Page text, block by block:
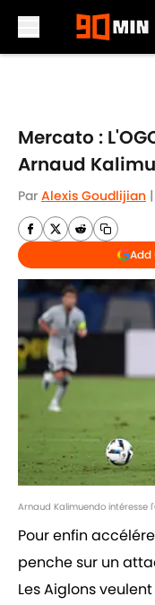
Mercato :
Arnaud
Par Alexis Goudlijian |
Add
Arnaud Kalimuendo intéresse
Pour enfin
penche sur un
Les Aiglons